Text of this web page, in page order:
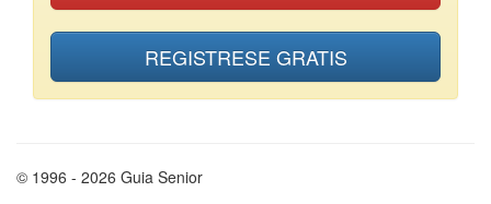
REGISTRESE GRATIS
© 1996 - 2026 Guia Senior